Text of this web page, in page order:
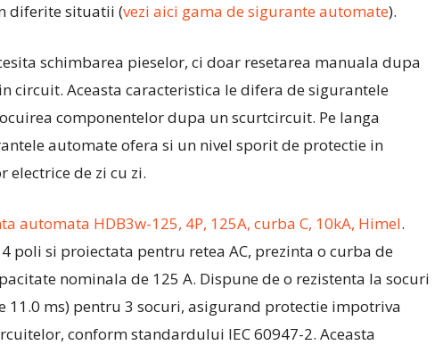
diferite situatii (vezi aici gama de sigurante automate).
schimbarea pieselor, ci doar resetarea manuala dupa
circuit. Aceasta caracteristica le difera de sigurantele
componentelor dupa un scurtcircuit. Pe langa
automate ofera si un nivel sporit de protectie in
electrice de zi cu zi.
automata HDB3w-125, 4P, 125A, curba C, 10kA, Himel.
poli si proiectata pentru retea AC, prezinta o curba de
nominala de 125 A. Dispune de o rezistenta la socuri
11.0 ms) pentru 3 socuri, asigurand protectie impotriva
conform standardului IEC 60947-2. Aceasta